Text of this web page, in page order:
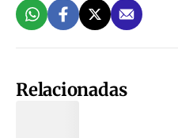
Relacionadas